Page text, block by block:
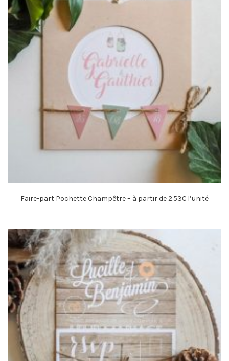
Faire-part Pochette Champêtre – à partir de 2.53€ l’unité